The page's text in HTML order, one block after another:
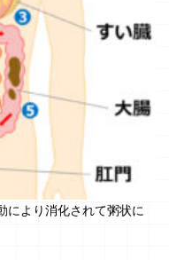
より消化されて粥状に